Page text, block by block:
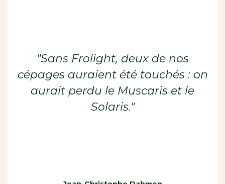
"Sans Frolight, deux de nos
cépages auraient été touchés : on
aurait perdu le Muscaris et le
Solaris."